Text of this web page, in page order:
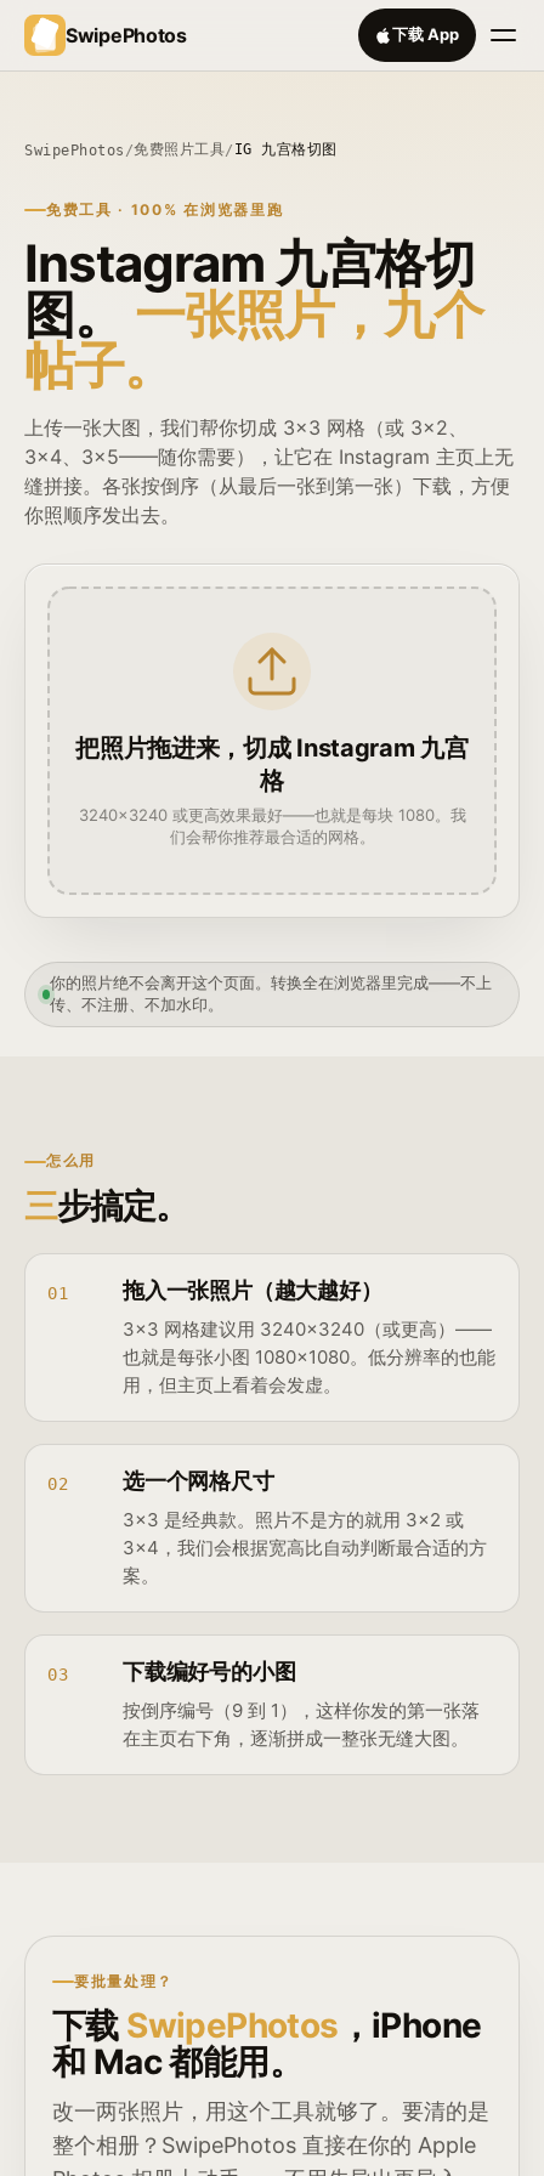
SwipePhotos 下载 App
SwipePhotos /免费照片工具/ IG 九宫格切图
免费工具 · 100% 在浏览器里跑
Instagram 九宫格切
图。
一张照片，九个
帖子。
上传一张大图，我们帮你切成 3×3 网格（或 3×2、
3×4、3×5——随你需要），让它在 Instagram 主页上无
缝拼接。各张按倒序（从最后一张到第一张）下载，方便
你照顺序发出去。
把照片拖进来，切成 Instagram 九宫
格
3240×3240 或更高效果最好——也就是每块 1080。我
们会帮你推荐最合适的网格。
你的照片绝不会离开这个页面。转换全在浏览器里完成——不上
传、不注册、不加水印。
怎么用
三步搞定。
01 拖入一张照片（越大越好）
3×3 网格建议用 3240×3240（或更高）——
也就是每张小图 1080×1080。低分辨率的也能
用，但主页上看着会发虚。
02 选一个网格尺寸
3×3 是经典款。照片不是方的就用 3×2 或
3×4，我们会根据宽高比自动判断最合适的方
案。
03 下载编好号的小图
按倒序编号（9 到 1），这样你发的第一张落
在主页右下角，逐渐拼成一整张无缝大图。
要批量处理？
下载 SwipePhotos ，iPhone
和 Mac 都能用。
改一两张照片，用这个工具就够了。要清的是
整个相册？SwipePhotos 直接在你的 Apple